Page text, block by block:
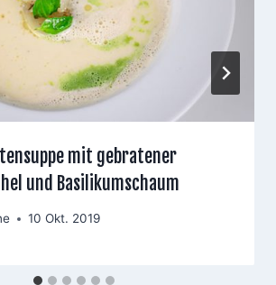
mit gebratener
und Basilikumschaum
10 Okt. 2019